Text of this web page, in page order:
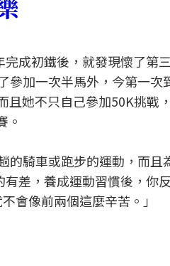
成初鐵後，就發現懷了第
參加一次半馬外，今第一次
且她不只自己參加50K挑戰
。
的騎車或跑步的運動，而且
差，養成運動習慣後，你
會像前兩個這麼辛苦。」